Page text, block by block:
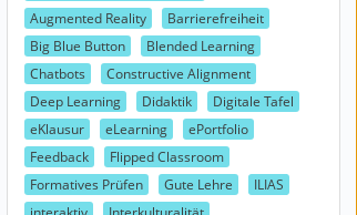
Augmented Reality
Barrierefreiheit
Big Blue Button
Blended Learning
Chatbots
Constructive Alignment
Deep Learning
Didaktik
Digitale Tafel
eKlausur
eLearning
ePortfolio
Feedback
Flipped Classroom
Formatives Prüfen
Gute Lehre
ILIAS